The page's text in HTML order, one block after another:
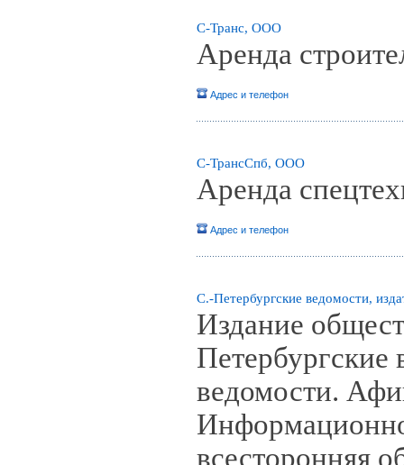
С-Транс, ООО
Аренда
Адрес и телефон
С-ТрансСпб, ООО
Аренда
Адрес и телефон
С.-Петербургские ведомости,
Издание
Петербургские
ведомости.
всесторонняя